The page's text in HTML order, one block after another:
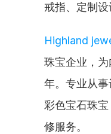
戒指、定制设
Highland
珠宝企业，
年。专业从
彩色宝石珠
修服务。